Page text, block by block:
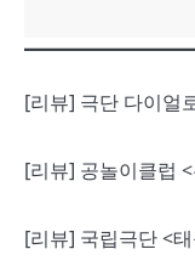
[리뷰] 극단 다이얼
[리뷰] 공놀이클럽
[리뷰] 국립극단 <